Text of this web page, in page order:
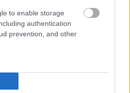
to enable storage
authentication
prevention, and other